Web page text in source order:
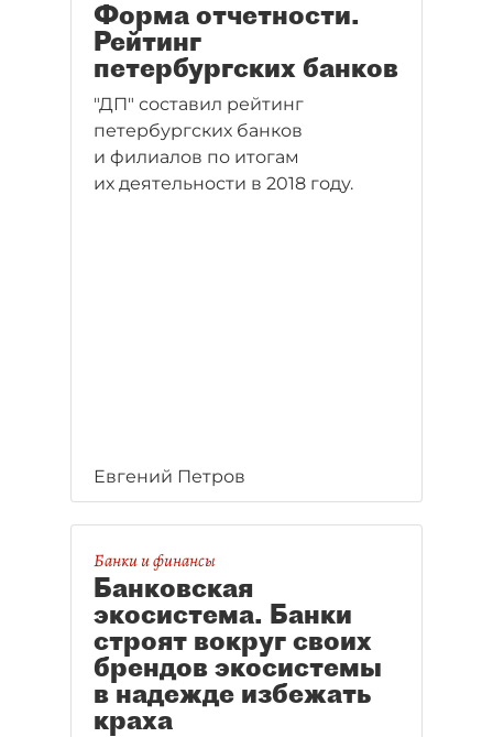
Форма отчетности.
Рейтинг
петербургских банков
"ДП" составил рейтинг
петербургских банков
и филиалов по итогам
их деятельности в 2018 году.
Евгений Петров
Банки и финансы
Банковская
экосистема. Банки
строят вокруг своих
брендов экосистемы
в надежде избежать
краха